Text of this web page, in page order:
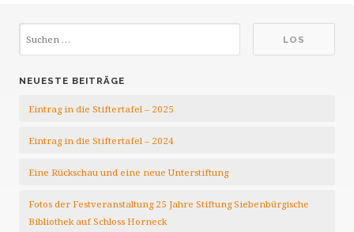
NEUESTE BEITRÄGE
Eintrag in die Stiftertafel – 2025
Eintrag in die Stiftertafel – 2024
Eine Rückschau und eine neue Unterstiftung
Fotos der Festveranstaltung 25 Jahre Stiftung Siebenbürgische
Bibliothek auf Schloss Horneck